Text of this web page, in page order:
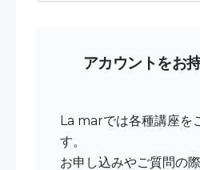
アカウントをお
La marでは各種講座を
す。
お申し込みやご質問の